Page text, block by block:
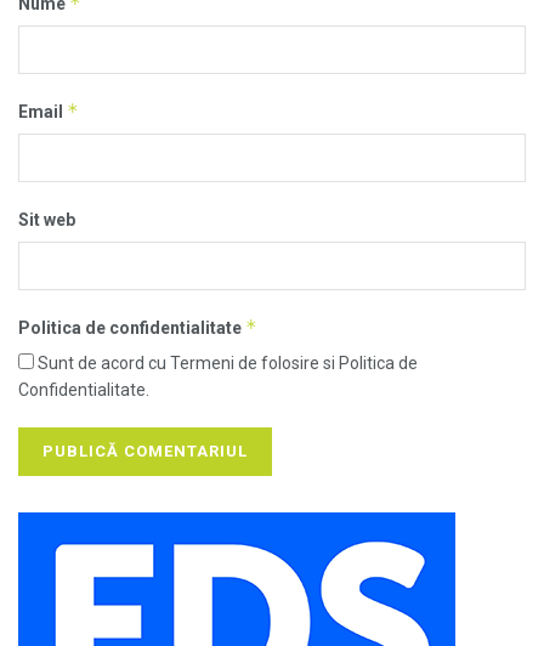
Email *
Sit web
Politica de confidentialitate *
Sunt de acord cu Termeni de folosire si Politica de
Confidentialitate.